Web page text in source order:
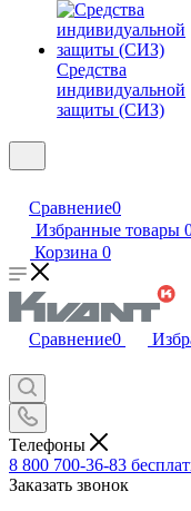
Средства
индивидуальной
защиты (СИЗ)
Сравнение0
Избранные товары
Корзина 0
Сравнение0
Телефоны
8 800 700-36-83
Заказать звонок